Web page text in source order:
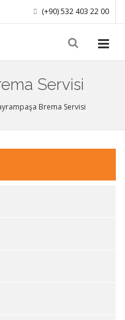
(+90) 532 403 22 00
Servisi
Brema Servisi